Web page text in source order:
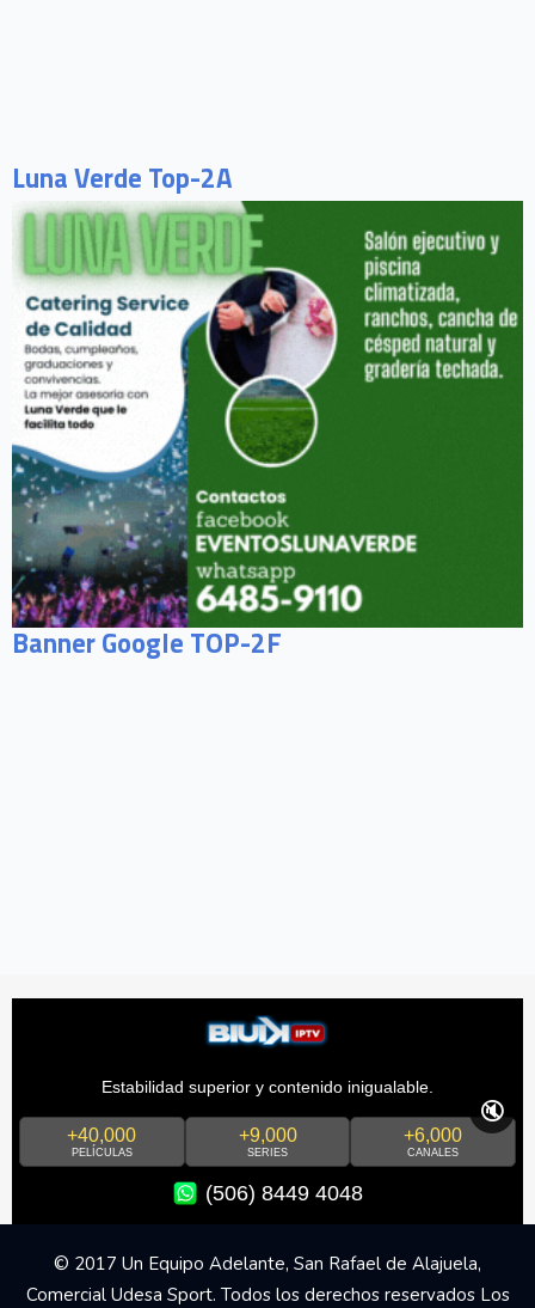
Luna Verde Top-2A
Banner Google TOP-2F
Estabilidad superior y contenido inigualable.
+40,000
PELÍCULAS
+9,000
SERIES
+6,000
CANALES
(506) 8449 4048
🔇
© 2017 Un Equipo Adelante, San Rafael de Alajuela,
Comercial Udesa Sport. Todos los derechos reservados Los